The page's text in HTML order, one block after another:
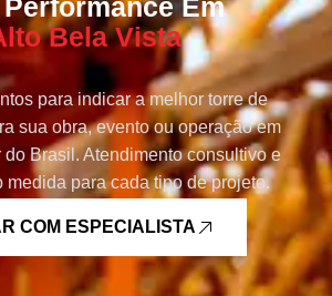
Em
Bela Vista
para indicar a melhor torre de
sua obra, evento ou operação em
Brasil. Atendimento consultivo e
medida para cada tipo de projeto.
COM ESPECIALISTA